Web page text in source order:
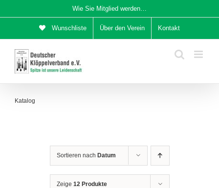
Inhalt
Wie Sie Mitglied werden…
Wunschliste Über den Verein Kontakt
Katalog
Sortieren nach Datum
Zeige 12 Produkte